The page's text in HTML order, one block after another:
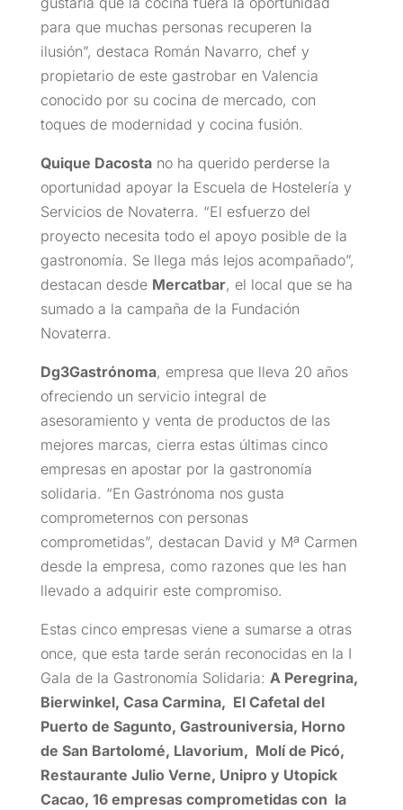
para que muchas personas recuperen la
ilusión”, destaca Román Navarro, chef y
propietario de este gastrobar en Valencia
conocido por su cocina de mercado, con
toques de modernidad y cocina fusión.
Quique Dacostano ha querido perderse la
oportunidad apoyar la Escuela de Hostelería y
Servicios de Novaterra. “El esfuerzo del
proyecto necesita todo el apoyo posible de la
gastronomía. Se llega más lejos acompañado”,
destacan desde Mercatbar, el local que se ha
sumado a la campaña de la Fundación
Novaterra.
Dg3Gastrónoma, empresa que lleva 20 años
ofreciendo un servicio integral de
asesoramiento y venta de productos de las
mejores marcas, cierra estas últimas cinco
empresas en apostar por la gastronomía
solidaria. “En Gastrónoma nos gusta
comprometernos con personas
comprometidas”, destacan David y Mª Carmen
desde la empresa, como razones que les han
llevado a adquirir este compromiso.
Estas cinco empresas viene a sumarse a otras
once, que esta tarde serán reconocidas en la I
Gala de la Gastronomía Solidaria: A Peregrina,
Bierwinkel, Casa Carmina, El Cafetal del
Puerto de Sagunto, Gastrouniversia, Horno
de San Bartolomé, Llavorium, Molí de Picó,
Restaurante Julio Verne, Unipro y Utopick
Cacao, 16 empresas comprometidas con la